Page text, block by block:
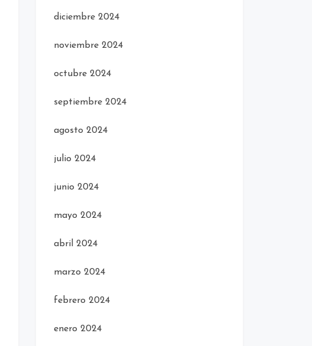
diciembre 2024
noviembre 2024
octubre 2024
septiembre 2024
agosto 2024
julio 2024
junio 2024
mayo 2024
abril 2024
marzo 2024
febrero 2024
enero 2024